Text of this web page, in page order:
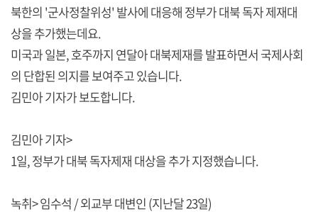
북한의 '군사정찰위성' 발사에 대응해 정부가 대북 독자 제재대
상을 추가했는데요.
미국과 일본, 호주까지 연달아 대북제재를 발표하면서 국제사회
의 단합된 의지를 보여주고 있습니다.
김민아 기자가 보도합니다.
김민아 기자>
1일, 정부가 대북 독자제재 대상을 추가 지정했습니다.
녹취> 임수석 / 외교부 대변인 (지난달 23일)